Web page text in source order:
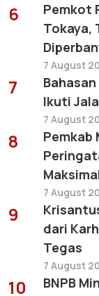
6
Pemkot
Tokaya,
7 August
7
Ikuti
7 August
8
Pemkab
7 August
9
dari
Tegas
7 August
10
BNPB